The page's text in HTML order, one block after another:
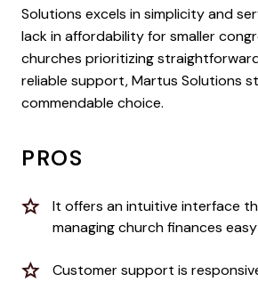
Solutions excels in simplicity and
lack in affordability for smaller
churches prioritizing
reliable support, Martus Solutions
commendable choice.
PROS
It offers an intuitive interface
managing church finances
Customer support is